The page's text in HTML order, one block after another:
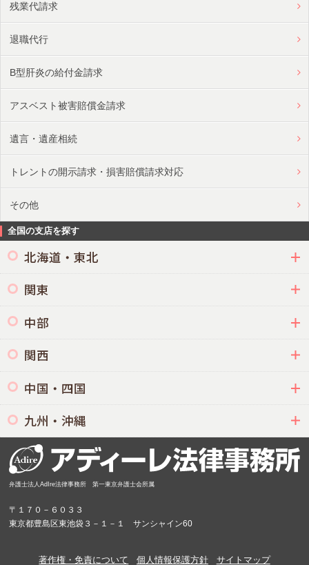
残業代請求
退職代行
B型肝炎の給付金請求
アスベスト被害賠償金請求
遺言・遺産相続
トレントの開示請求・損害賠償請求対応
その他
全国の支店を探す
北海道・東北
関東
中部
関西
中国・四国
九州・沖縄
弁護士法人AdIre法律事務所 第一東京弁護士会所属
〒１７０－６０３３
東京都豊島区東池袋３－１－１ サンシャイン60
著作権・免責について 個人情報保護方針 サイトマップ